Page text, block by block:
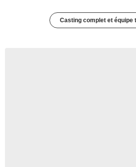
Casting complet et équipe